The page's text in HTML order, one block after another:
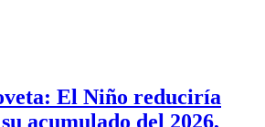
El Niño reduciría
acumulado del 2026,